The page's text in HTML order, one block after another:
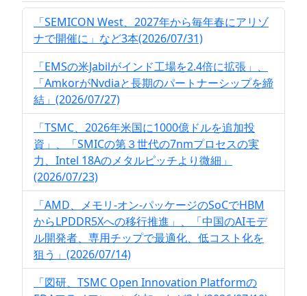
「SEMICON West、2027年から毎年春にアリゾ
ナで開催に」など3本(2026/07/31)
「EMSの米Jabilがインド工場を2.4倍に拡張」、
「AmkorがNvdiaと長期のパートナーシップを締
結」(2026/07/27)
「TSMC、2026年米国に1000億ドルを追加投
資」、「SMICの第３世代の7nmプロセスの実
力、Intel 18Aのメタルピッチより微細」
(2026/07/23)
「AMD、メモリ-オン-パッケージのSoCでHBM
からLPDDR5Xへの移行推進」、「中国のAIモデ
ル開発者、専用チップで最適化、低コスト化を
狙う」(2026/07/14)
「図研、TSMC Open Innovation Platformの